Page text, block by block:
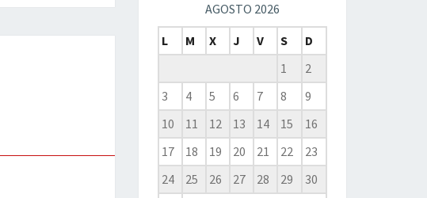
AGOSTO 2026
L
M X J V S
D
1
2
3
4 5 6 7 8
9
10
11 12 13 14 15
16
17
18 19 20 21 22
23
24
25 26 27 28 29
30